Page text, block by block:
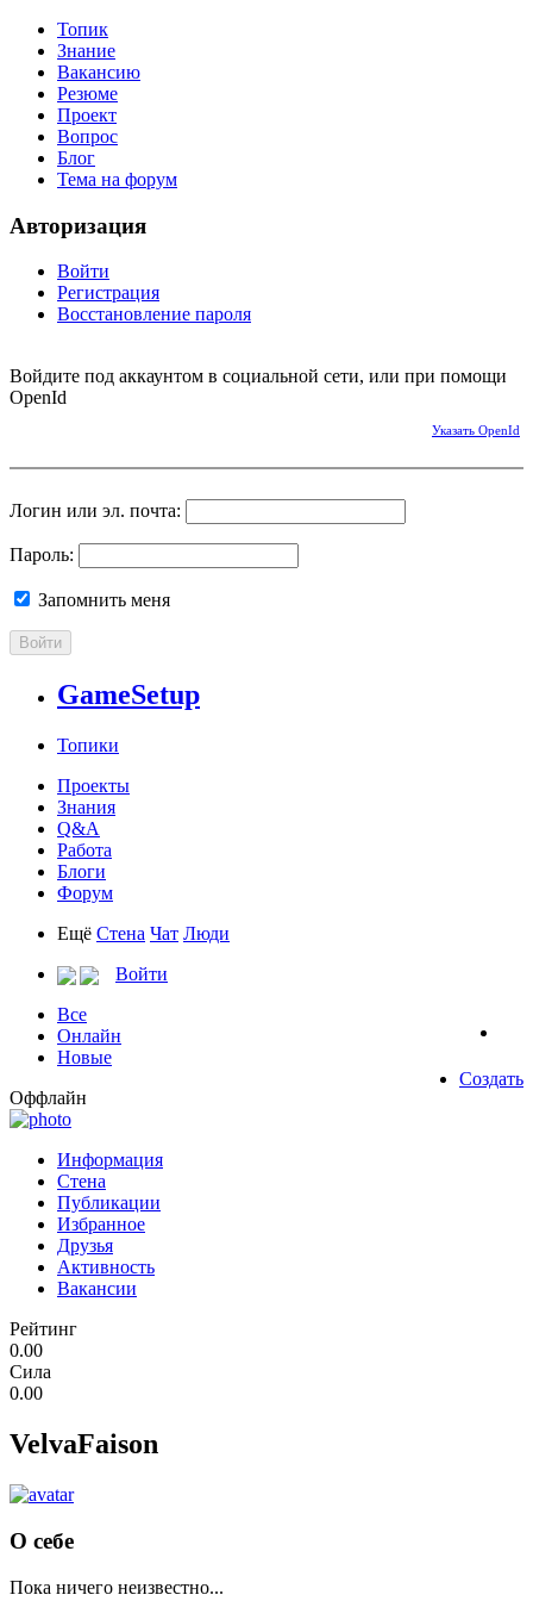
Топик
Знание
Вакансию
Резюме
Проект
Вопрос
Блог
Тема на форум
Авторизация
Войти
Регистрация
Восстановление пароля
Войдите под аккаунтом в социальной сети, или при помощи
OpenId
Указать OpenId
Логин или эл. почта:
Пароль:
Запомнить меня
Войти
GameSetup
Топики
Проекты
Знания
Q&A
Работа
Блоги
Форум
Ещё Стена Чат Люди
Войти
Все
Онлайн
Новые
Создать
Оффлайн
Информация
Стена
Публикации
Избранное
Друзья
Активность
Вакансии
Рейтинг
0.00
Сила
0.00
VelvaFaison
О себе
Пока ничего неизвестно...